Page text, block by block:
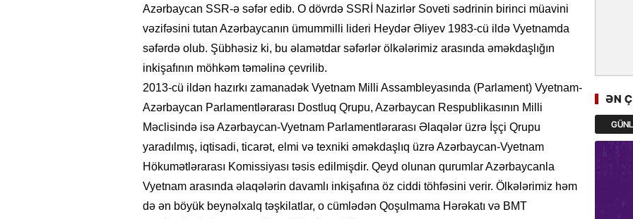
Azərbaycan SSR-ə səfər edib. O dövrdə SSRİ Nazirlər Soveti sədrinin birinci müavini
vəzifəsini tutan Azərbaycanın ümummilli lideri Heydər Əliyev 1983-cü ildə Vyetnamda
səfərdə olub. Şübhəsiz ki, bu əlamətdar səfərlər ölkələrimiz arasında əməkdaşlığın
inkişafının möhkəm təməlinə çevrilib.
2013-cü ildən hazırkı zamanadək Vyetnam Milli Assambleyasında (Parlament) Vyetnam-
Azərbaycan Parlamentlərarası Dostluq Qrupu, Azərbaycan Respublikasının Milli
Məclisində isə Azərbaycan-Vyetnam Parlamentlərarası Əlaqələr üzrə İşçi Qrupu
yaradılmış, iqtisadi, ticarət, elmi və texniki əməkdaşlıq üzrə Azərbaycan-Vyetnam
Hökumətlərarası Komissiyası təsis edilmişdir. Qeyd olunan qurumlar Azərbaycanla
Vyetnam arasında əlaqələrin davamlı inkişafına öz ciddi töhfəsini verir. Ölkələrimiz həm
də ən böyük beynəlxalq təşkilatlar, o cümlədən Qoşulmama Hərəkatı və BMT
Awards
-
ƏN